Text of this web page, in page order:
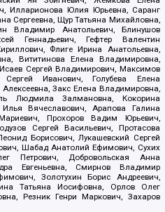
Илларионова Юлия Юрьевна, Саранг
Сергеевна, Щур Татьяна Михайловна,
Владимир Анатольевич, Блинушов
Геннадьевич, Гефтер Валентин
Флиге Ирина Анатольевна,
Вититинова Елена Владимировна,
Сергей Владимирович, Максимов
Иванович, Голубева Елена
Закс Елена Владимировна,
Людмила Залмановна, Кокорина
Вячеславович, Арапова Галина
Прохоров Вадим Юрьевич,
Сергей Васильевич, Протасова
Борисович, Лукашевский Сергей
Шабад Анатолий Ефимович, Сухих
Петрович, Добровольская Анна
Евгеньевна, Смирнов Владимир
Золотухин Борис Андреевич,
Татьяна Иосифовна, Орлов Олег
Резник Генри Маркович, Захаров